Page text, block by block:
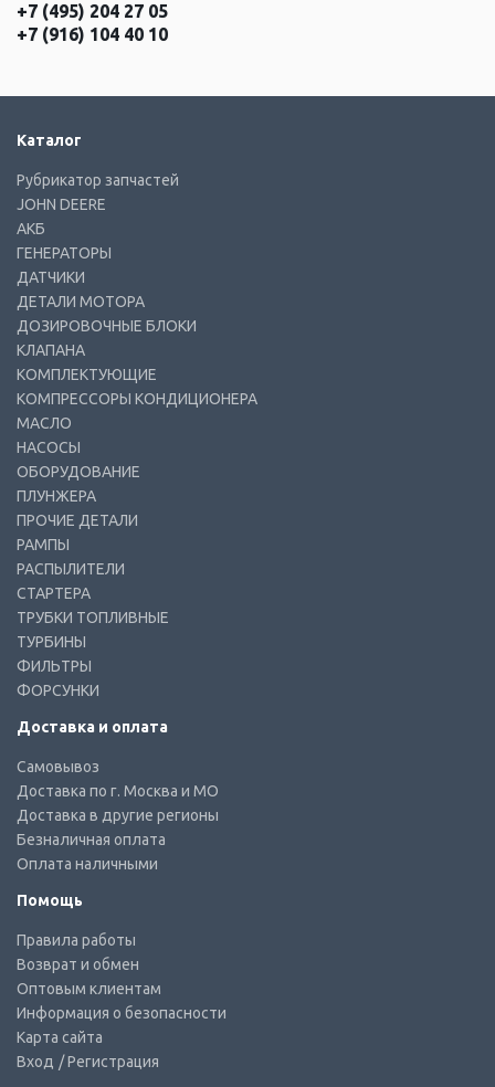
+7 (495) 204 27 05
+7 (916) 104 40 10
Каталог
Рубрикатор запчастей
JOHN DEERE
АКБ
ГЕНЕРАТОРЫ
ДАТЧИКИ
ДЕТАЛИ МОТОРА
ДОЗИРОВОЧНЫЕ БЛОКИ
КЛАПАНА
КОМПЛЕКТУЮЩИЕ
КОМПРЕССОРЫ КОНДИЦИОНЕРА
МАСЛО
НАСОСЫ
ОБОРУДОВАНИЕ
ПЛУНЖЕРА
ПРОЧИЕ ДЕТАЛИ
РАМПЫ
РАСПЫЛИТЕЛИ
СТАРТЕРА
ТРУБКИ ТОПЛИВНЫЕ
ТУРБИНЫ
ФИЛЬТРЫ
ФОРСУНКИ
Доставка и оплата
Самовывоз
Доставка по г. Москва и МО
Доставка в другие регионы
Безналичная оплата
Оплата наличными
Помощь
Правила работы
Возврат и обмен
Оптовым клиентам
Информация о безопасности
Карта сайта
Вход / Регистрация